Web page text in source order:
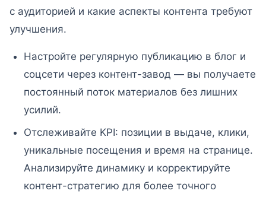
с аудиторией и какие аспекты контента требуют
улучшения.
Настройте регулярную публикацию в блог и
соцсети через контент-завод — вы получаете
постоянный поток материалов без лишних
усилий.
Отслеживайте KPI: позиции в выдаче, клики,
уникальные посещения и время на странице.
Анализируйте динамику и корректируйте
контент-стратегию для более точного